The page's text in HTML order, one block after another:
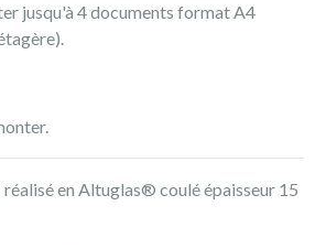
jusqu'à 4 documents format A4
réalisé en Altuglas® coulé épaisseur 15